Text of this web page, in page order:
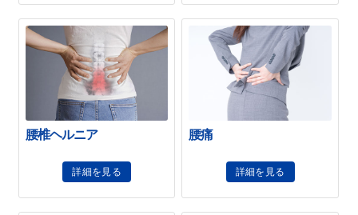
腰椎ヘルニア
詳細を見る
腰痛
詳細を見る